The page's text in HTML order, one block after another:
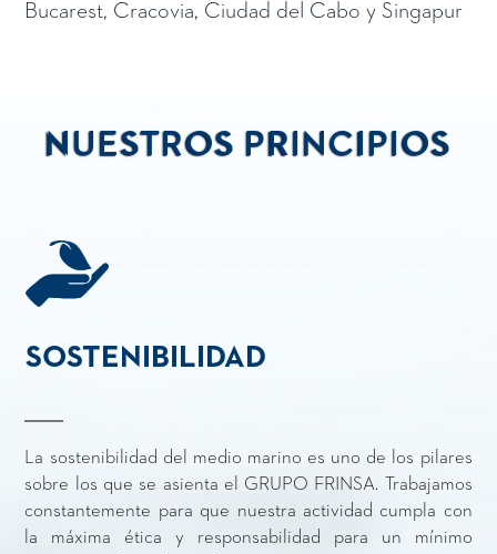
Bucarest, Cracovia, Ciudad del Cabo y Singapur
NUESTROS PRINCIPIOS
SOSTENIBILIDAD
La sostenibilidad del medio marino es uno de los pilares
sobre los que se asienta el GRUPO FRINSA. Trabajamos
constantemente para que nuestra actividad cumpla con
la máxima ética y responsabilidad para un mínimo